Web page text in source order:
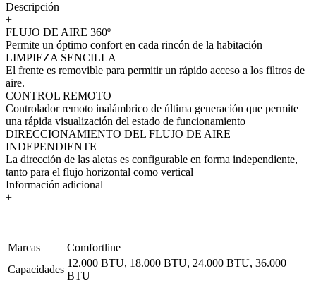
Descripción
+
FLUJO DE AIRE 360º
Permite un óptimo confort en cada rincón de la habitación
LIMPIEZA SENCILLA
El frente es removible para permitir un rápido acceso a los filtros de
aire.
CONTROL REMOTO
Controlador remoto inalámbrico de última generación que permite
una rápida visualización del estado de funcionamiento
DIRECCIONAMIENTO DEL FLUJO DE AIRE
INDEPENDIENTE
La dirección de las aletas es configurable en forma independiente,
tanto para el flujo horizontal como vertical
Información adicional
+
Marcas
Comfortline
Capacidades
12.000 BTU, 18.000 BTU, 24.000 BTU, 36.000
BTU